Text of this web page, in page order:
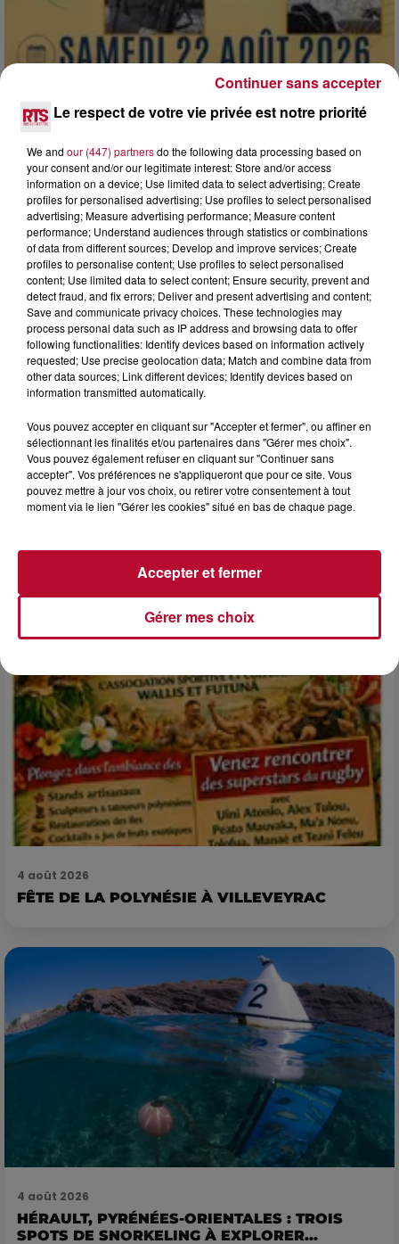
7 août 2026
DINER CONCERT À LA MJC DE MARSEILLAN
6 août 2026
NÎMES : « LE RÊVE DU GLADIATEUR » INVESTIT
Après un franc succès l'été dernier, le spectacle « Le Rêve
du gladiateur » revient illuminer l'amphithéâtre romain les 6,
7 et 8 août. Une fresque nocturne...
4 août 2026
FÊTE DE LA POLYNÉSIE À VILLEVEYRAC
4 août 2026
HÉRAULT, PYRÉNÉES-ORIENTALES : TROIS
SPOTS DE SNORKELING À EXPLORER...
Le respect de votre vie privée est notre priorité
We and our (447) partnersdo the following data processing based on
your consent and/or our legitimate interest: Store and/or access
information on a device; Use limited data to select advertising; Create
profiles for personalised advertising; Use profiles to select personalised
advertising; Measure advertising performance; Measure content
performance; Understand audiences through statistics or combinations
of data from different sources; Develop and improve services; Create
profiles to personalise content; Use profiles to select personalised
content; Use limited data to select content; Ensure security, prevent and
detect fraud, and fix errors; Deliver and present advertising and content;
Save and communicate privacy choices. These technologies may
process personal data such as IP address and browsing data to offer
following functionalities: Identify devices based on information actively
requested; Use precise geolocation data; Match and combine data from
other data sources; Link different devices; Identify devices based on
information transmitted automatically.
Vous pouvez accepter en cliquant sur "Accepter et fermer", ou affiner en
sélectionnant les finalités et/ou partenaires dans "Gérer mes choix".
Vous pouvez également refuser en cliquant sur "Continuer sans
accepter". Vos préférences ne s'appliqueront que pour ce site. Vous
pouvez mettre à jour vos choix, ou retirer votre consentement à tout
moment via le lien "Gérer les cookies" situé en bas de chaque page.
Gérer mes choix
Accepter et fermer
Continuer sans accepter